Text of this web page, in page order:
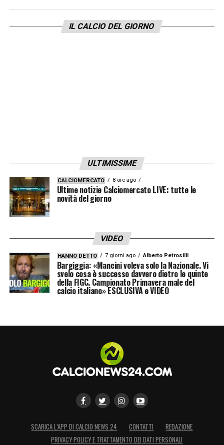
IL CALCIO DEL GIORNO
ULTIMISSIME
CALCIOMERCATO 8 ore ago
Ultime notizie Calciomercato LIVE: tutte le
novità del giorno
VIDEO
HANNO DETTO 7 giorni ago Alberto Petrosilli
Bargiggia: «Mancini voleva solo la Nazionale. Vi
svelo cosa è successo davvero dietro le quinte
della FIGC. Campionato Primavera male del
calcio italiano» ESCLUSIVA e VIDEO
SCARICA L’APP DI CALCIO NEWS 24 CONTATTI
REDAZIONE
PRIVACY POLICY E TRATTAMENTO DEI DATI PERSONALI